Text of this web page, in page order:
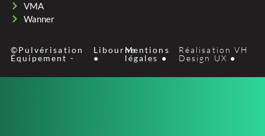
VMA
Wanner
©Pulvérisation
Équipement -
Libourne
●
Mentions
légales ●
Réalisation VH
Design UX ●